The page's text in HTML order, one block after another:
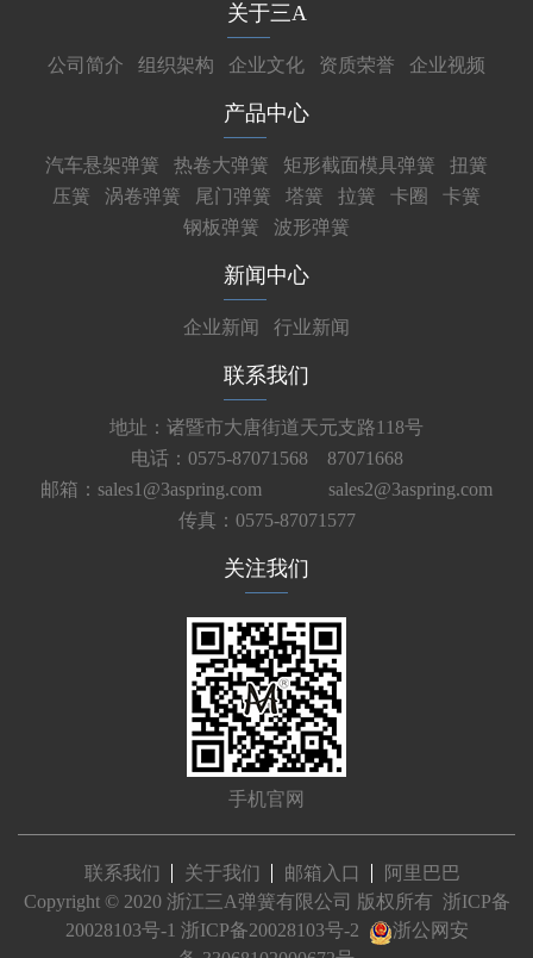
关于三A
公司简介 组织架构 企业文化 资质荣誉 企业视频
产品中心
汽车悬架弹簧 热卷大弹簧 矩形截面模具弹簧
扭簧
压簧
涡卷弹簧 尾门弹簧 塔簧 拉簧 卡圈
卡簧
钢板弹簧
波形弹簧
新闻中心
企业新闻 行业新闻
联系我们
地址：诸暨市大唐街道天元支路118号
电话：0575-87071568 87071668
邮箱：sales1@3aspring.com
sales2@3aspring.com
传真：0575-87071577
关注我们
手机官网
联系我们 关于我们 邮箱入口
阿里巴巴
Copyright © 2020 浙江三A弹簧有限公司 版权所有 浙ICP备
20028103号-1 浙ICP备20028103号-2
浙公网安